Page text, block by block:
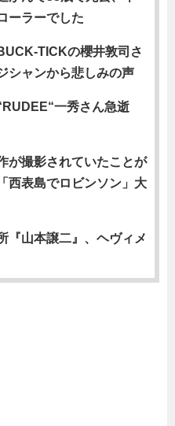
ーラーでした
TICKの櫻井敦司さ
ャンから悲しみの声
一秀さん急逝
が撮影されていたことが
西表島でロビンソン」大
『山本譲二』、ヘヴィメ